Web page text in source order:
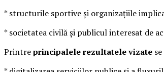
* structurile sportive și organizațiile
* societatea civilă și publicul interesat de
Printreprincipalelerezultatele vizate